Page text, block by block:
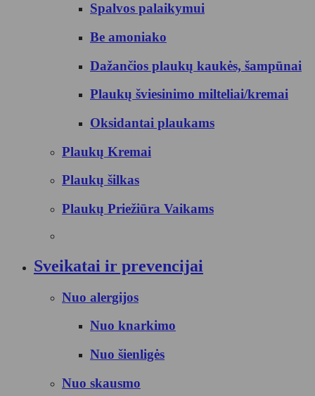
Spalvos palaikymui
Be amoniako
Dažančios plaukų kaukės, šampūnai
Plaukų šviesinimo milteliai/kremai
Oksidantai plaukams
Plaukų Kremai
Plaukų šilkas
Plaukų Priežiūra Vaikams
Sveikatai ir prevencijai
Nuo alergijos
Nuo knarkimo
Nuo šienligės
Nuo skausmo